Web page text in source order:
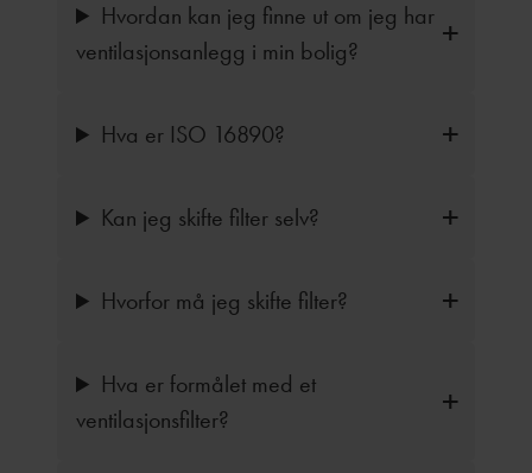
Hvordan kan jeg finne ut om jeg har
ventilasjonsanlegg i min bolig?
Hva er ISO 16890?
Kan jeg skifte filter selv?
Hvorfor må jeg skifte filter?
Hva er formålet med et
ventilasjonsfilter?